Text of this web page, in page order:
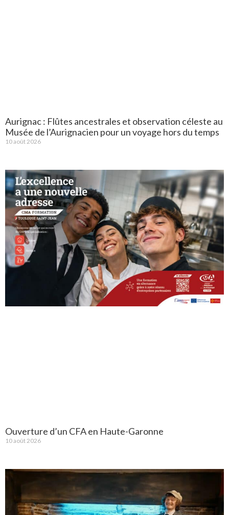
Aurignac : Flûtes ancestrales et observation céleste au
Musée de l’Aurignacien pour un voyage hors du temps
10 août 2026
Ouverture d’un CFA en Haute-Garonne
10 août 2026